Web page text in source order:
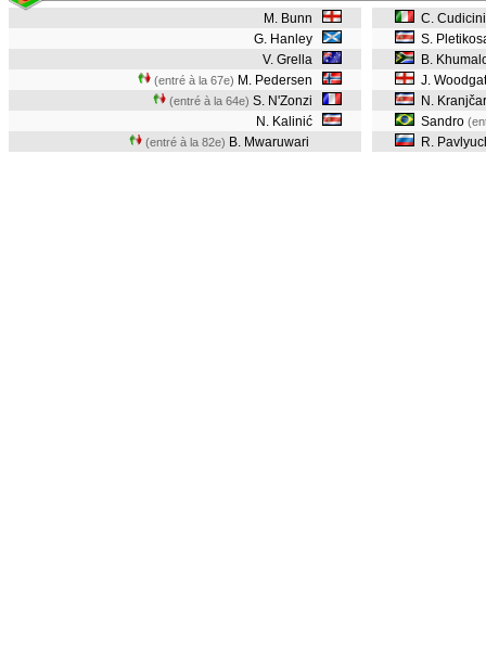
M. Bunn
G. Hanley
V. Grella
(entré à la 67e) M. Pedersen
(entré à la 64e) S. N'Zonzi
N. Kalinić
(entré à la 82e) B. Mwaruwari
C. Cudicini
S.
B.
J.
N. Kranjčar
Sandro
R.